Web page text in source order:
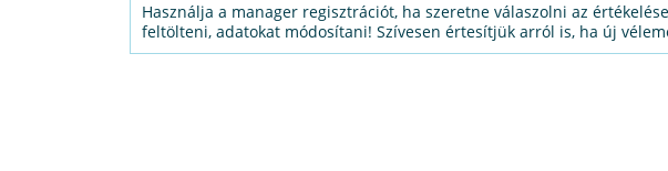
Használja a manager regisztrációt, ha szeretne válaszolni az
feltölteni, adatokat módosítani! Szívesen értesítjük arról is, ha új